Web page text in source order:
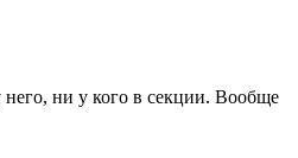
ни у кого в секции. Вообще